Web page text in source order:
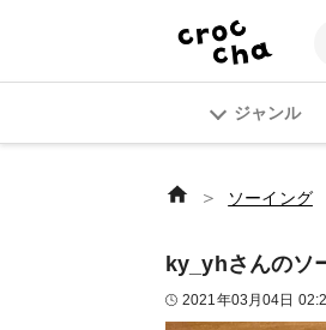
ジャンル
＞ ソーイング
ky_yhさんのソ
2021年03月04日